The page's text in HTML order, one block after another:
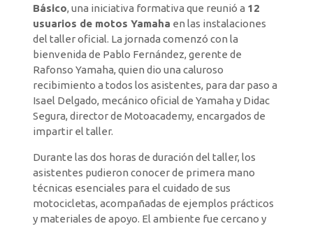
Básico, una iniciativa formativa que reunió a 12
usuarios de motos Yamaha en las instalaciones
del taller oficial. La jornada comenzó con la
bienvenida de Pablo Fernández, gerente de
Rafonso Yamaha, quien dio una caluroso
recibimiento a todos los asistentes, para dar paso a
Isael Delgado, mecánico oficial de Yamaha y Didac
Segura, director de Motoacademy, encargados de
impartir el taller.
Durante las dos horas de duración del taller, los
asistentes pudieron conocer de primera mano
técnicas esenciales para el cuidado de sus
motocicletas, acompañadas de ejemplos prácticos
y materiales de apoyo. El ambiente fue cercano y